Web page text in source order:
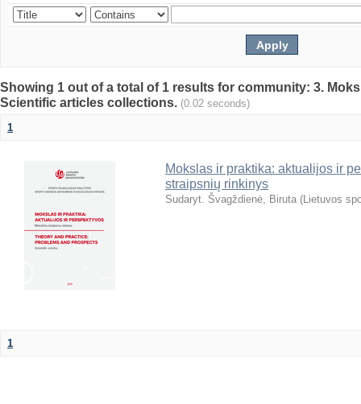
Showing 1 out of a total of 1 results for community: 3.
Scientific articles collections. (0.02 seconds)
1
Mokslas ir praktika: aktualijos ir
straipsnių rinkinys
Sudaryt. Švagždienė, Biruta (Lietuvos
1